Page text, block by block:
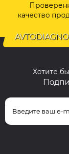
качество
Хотите